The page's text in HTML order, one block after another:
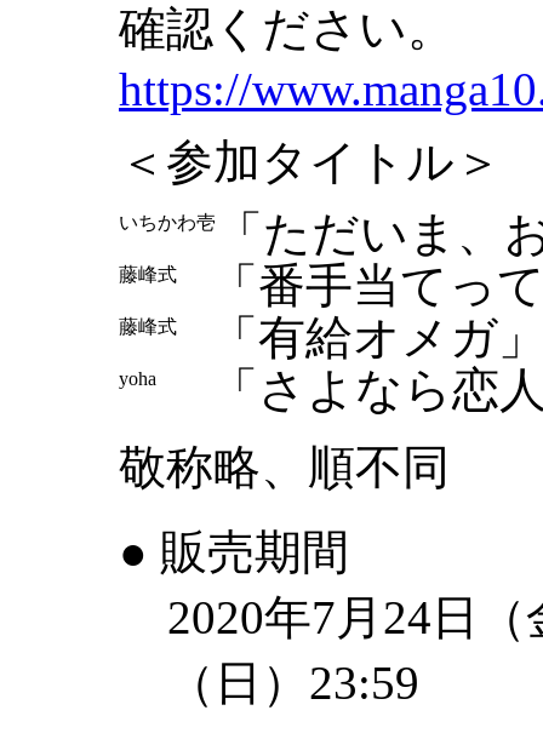
確認ください。
https://
＜参加タイトル＞
いちかわ壱 「ただいま、
藤峰式 「番手当てっ
藤峰式 「有給オメガ
yoha
「さよなら恋
敬称略、順不同
● 販売期間
2020年7月24日
（日）23:59